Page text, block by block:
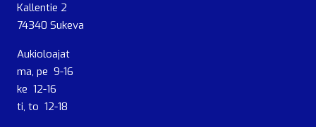
Kallentie 2
74340 Sukeva
Aukioloajat
ma, pe 9-16
ke 12-16
ti, to 12-18